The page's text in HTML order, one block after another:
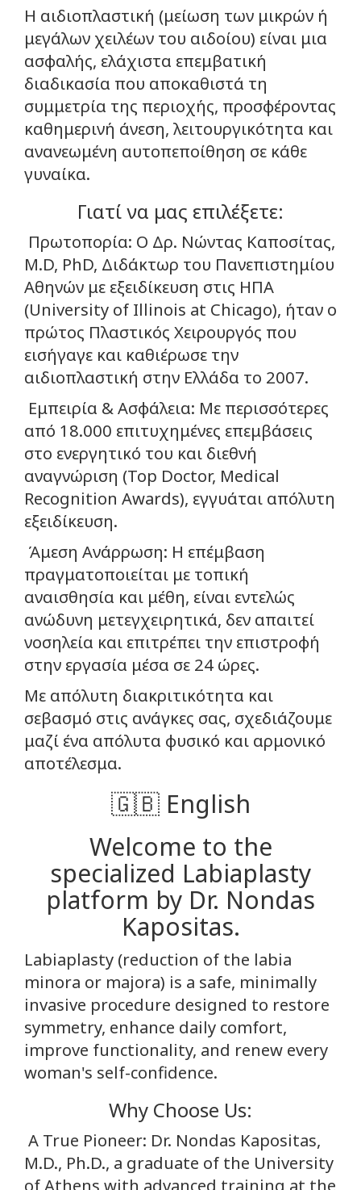
Η αιδιοπλαστική (μείωση των μικρών ή
μεγάλων χειλέων του αιδοίου) είναι μια
ασφαλής, ελάχιστα επεμβατική
διαδικασία που αποκαθιστά τη
συμμετρία της περιοχής, προσφέροντας
καθημερινή άνεση, λειτουργικότητα και
ανανεωμένη αυτοπεποίθηση σε κάθε
γυναίκα.
Γιατί να μας επιλέξετε:
Πρωτοπορία: Ο Δρ. Νώντας Καποσίτας,
M.D, PhD, Διδάκτωρ του Πανεπιστημίου
Αθηνών με εξειδίκευση στις ΗΠΑ
(University of Illinois at Chicago), ήταν ο
πρώτος Πλαστικός Χειρουργός που
εισήγαγε και καθιέρωσε την
αιδιοπλαστική στην Ελλάδα το 2007.
Εμπειρία & Ασφάλεια: Με περισσότερες
από 18.000 επιτυχημένες επεμβάσεις
στο ενεργητικό του και διεθνή
αναγνώριση (Top Doctor, Medical
Recognition Awards), εγγυάται απόλυτη
εξειδίκευση.
Άμεση Ανάρρωση: Η επέμβαση
πραγματοποιείται με τοπική
αναισθησία και μέθη, είναι εντελώς
ανώδυνη μετεγχειρητικά, δεν απαιτεί
νοσηλεία και επιτρέπει την επιστροφή
στην εργασία μέσα σε 24 ώρες.
Με απόλυτη διακριτικότητα και
σεβασμό στις ανάγκες σας, σχεδιάζουμε
μαζί ένα απόλυτα φυσικό και αρμονικό
αποτέλεσμα.
🇬🇧 English
Welcome to the
specialized Labiaplasty
platform by Dr. Nondas
Kapositas.
Labiaplasty (reduction of the labia
minora or majora) is a safe, minimally
invasive procedure designed to restore
symmetry, enhance daily comfort,
improve functionality, and renew every
woman's self-confidence.
Why Choose Us:
A True Pioneer: Dr. Nondas Kapositas,
M.D., Ph.D., a graduate of the University
of Athens with advanced training at the